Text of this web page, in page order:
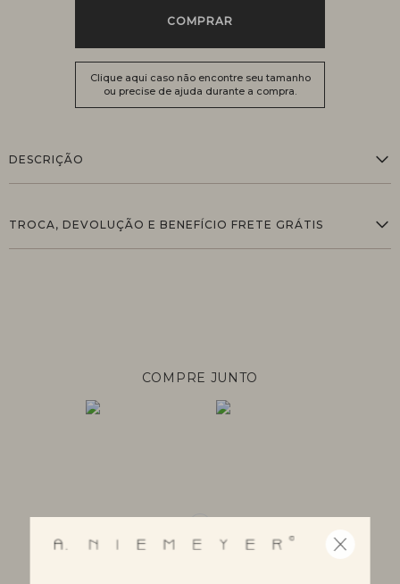
COMPRAR
Clique aqui caso não encontre seu tamanho
ou precise de ajuda durante a compra.
DESCRIÇÃO
TROCA, DEVOLUÇÃO E BENEFÍCIO FRETE GRÁTIS
COMPRE JUNTO